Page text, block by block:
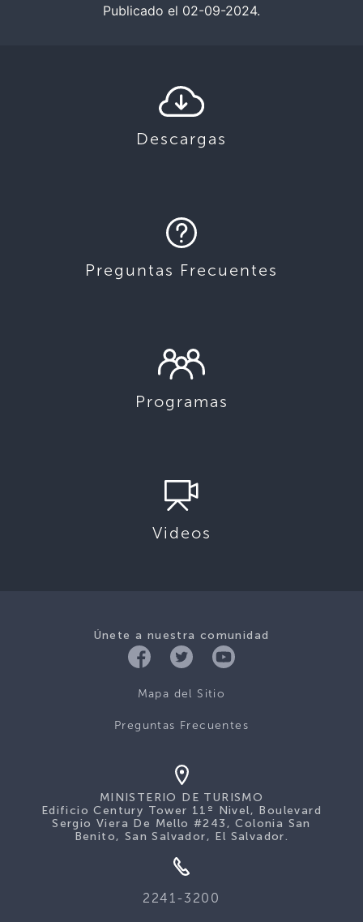
Publicado el 02-09-2024.
Descargas
Preguntas Frecuentes
Programas
Videos
Únete a nuestra comunidad
Mapa del Sitio
Preguntas Frecuentes
MINISTERIO DE TURISMO
Edificio Century Tower 11º Nivel, Boulevard
Sergio Viera De Mello #243, Colonia San
Benito, San Salvador, El Salvador.
2241-3200